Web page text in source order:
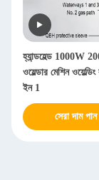
হ্যান্ডহেল্ড 1000W
ওয়েল্ডার মেশিন
ইন 1
সেরা দাম পান